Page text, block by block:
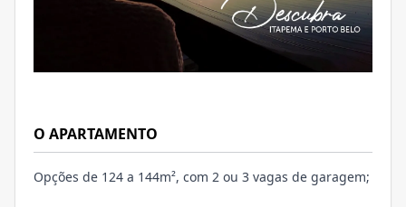
O APARTAMENTO
Opções de 124 a 144m², com 2 ou 3 vagas de garagem;